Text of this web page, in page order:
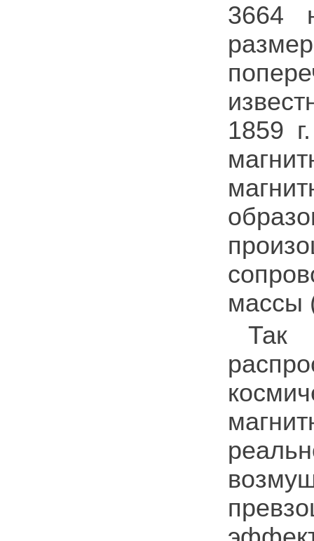
3664
1859
массы
Так